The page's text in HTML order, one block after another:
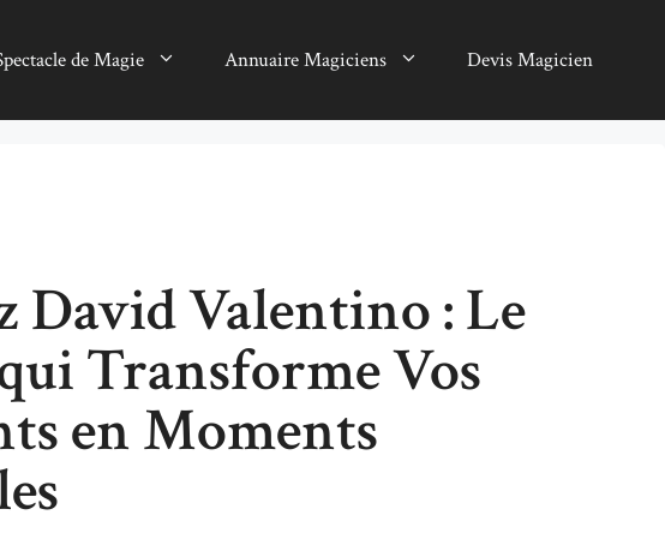
de Magie Annuaire Magiciens Devis Magicien
David Valentino : Le
Transforme Vos
en Moments